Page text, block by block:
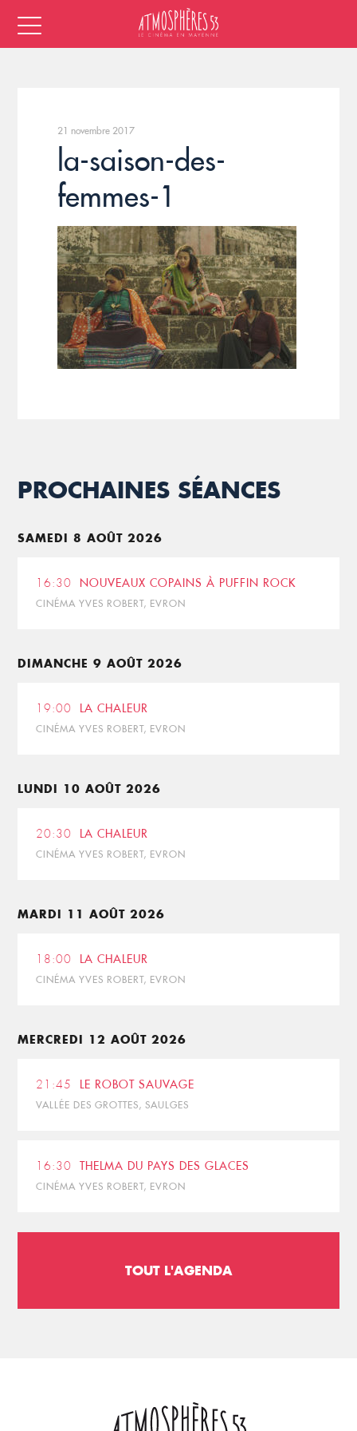
21 novembre 2017
la-saison-des-
femmes-1
PROCHAINES SÉANCES
SAMEDI 8 AOÛT 2026
16:30 NOUVEAUX COPAINS À PUFFIN ROCK
CINÉMA YVES ROBERT, EVRON
DIMANCHE 9 AOÛT 2026
19:00 LA CHALEUR
CINÉMA YVES ROBERT, EVRON
LUNDI 10 AOÛT 2026
20:30 LA CHALEUR
CINÉMA YVES ROBERT, EVRON
MARDI 11 AOÛT 2026
18:00 LA CHALEUR
CINÉMA YVES ROBERT, EVRON
MERCREDI 12 AOÛT 2026
21:45 LE ROBOT SAUVAGE
VALLÉE DES GROTTES, SAULGES
16:30 THELMA DU PAYS DES GLACES
CINÉMA YVES ROBERT, EVRON
TOUT L'AGENDA